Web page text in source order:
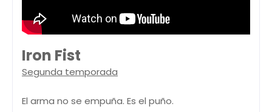
Iron Fist
Segunda temporada
El arma no se empuña. Es el puño.